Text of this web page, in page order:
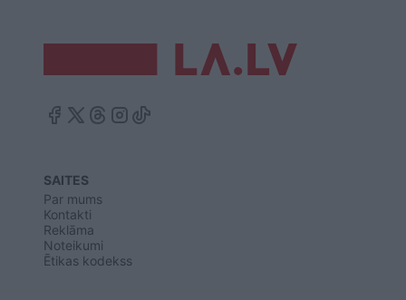
SAITES
Par mums
Kontakti
Reklāma
Noteikumi
Ētikas kodekss